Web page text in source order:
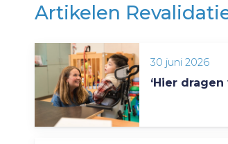
Artikelen
30 juni 2026
‘Hier